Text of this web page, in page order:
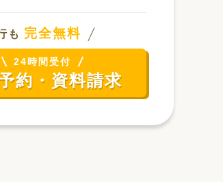
も 完全無料
24時間受付
約・資料請求